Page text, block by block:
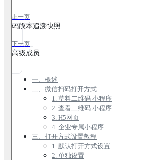
上一页
码版本追溯快照
下一页
高级成员
一、概述
二、微信扫码打开方式
1. 草料二维码 小程序
2. 查看二维码 小程序
3. H5网页
4. 企业专属小程序
三、打开方式设置教程
1. 默认打开方式设置
2. 单独设置